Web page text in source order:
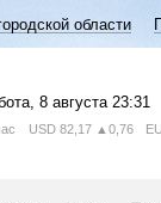
области
, 8 августа 23:31
USD 82,17 ▲0,76